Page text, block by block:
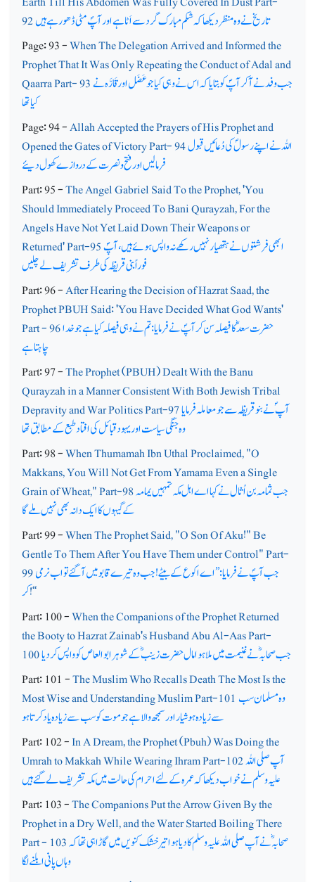
92تاریخ نے وہ منظر دیکھا کہ شکم مبارک گرد سے اَٹا ہے اور آپؐ مٹی ڈھو رہے ہیں
Page: 93 -When The Delegation Arrived and Informed the
Prophet That It Was Only Repeating the Conduct of Adal and
Qaarra Part- 93جب وفد نے آکر آپؐ کو بتایا کہ اس نے وہی کیا جو عَضَل اور قَارَّہ نے
کیا تھا
Page: 94 -Allah Accepted the Prayers of His Prophet and
Opened the Gates of Victory Part- 94اللہ نے اپنے رسولؐ کی دُعائیں قبول
فرمالیں اور فتح ونصرت کے دروازے کھول دیئے
Part: 95 -The Angel Gabriel Said To the Prophet, 'You
Should Immediately Proceed To Bani Qurayzah, For the
Angels Have Not Yet Laid Down Their Weapons or
Returned' Part-95ابھی فرشتوں نے ہتھیار نہیں رکھے نہ واپس ہوئے ہیں، آپؐ
فوراً بنی قریظہ کی طرف تشریف لے چلیں
Part: 96 -After Hearing the Decision of Hazrat Saad, the
Prophet PBUH Said: 'You Have Decided What God Wants'
Part - 96حضرت سعدؓ کا فیصلہ سن کر آپؐ نے فرمایا: تم نے وہی فیصلہ کیا ہے جو خدا
چاہتاہے
Part: 97 -The Prophet (PBUH) Dealt With the Banu
Qurayzah in a Manner Consistent With Both Jewish Tribal
Depravity and War Politics Part-97آپ ؐ نے بنو قر یظہ سے جو معاملہ فرمایا
وہ جنگی سیاست اور یہود قبائل کی افتاد طبع کے مطابق تھا
Part: 98 -When Thumamah Ibn Uthal Proclaimed, "O
Makkans, You Will Not Get From Yamama Even a Single
Grain of Wheat," Part-98جب ثمامہ بن اُثال نے کہا اے اہل مکہ تمہیں یمامہ
کے گیہوں کا ایک دانہ بھی نہیں ملے گا
Part: 99 -When The Prophet Said, "O Son Of Aku!" Be
Gentle To Them After You Have Them under Control" Part-
99جب آپؐ نے فرمایا: ’’اے اکوع کے بیٹے! جب وہ تیرے قابو میں آگئے تو اب نرمی
کر!‘‘
Part: 100 -When the Companions of the Prophet Returned
the Booty to Hazrat Zainab's Husband Abu Al-Aas Part-
100جب صحابہؓ نے غنیمت میں ملا ہوا مال حضرت زینبؓ کے شوہر ابو العاص کو واپس کردیا
Part: 101 -The Muslim Who Recalls Death The Most Is the
Most Wise and Understanding Muslim Part-101 وہ مسلمان سب
سے زیادہ ہوشیار اور سمجھ والا ہے جو موت کو سب سے زیادہ یاد کرتا ہو
Part: 102 -In A Dream, the Prophet (Pbuh) Was Doing the
Umrah to Makkah While Wearing Ihram Part-102آپ صلی اللہ
علیہ وسلم نے خواب دیکھا کہ عمرہ کے لئے احرام کی حالت میں مکہ تشریف لے گئے ہیں
Part: 103 -The Companions Put the Arrow Given By the
Prophet in a Dry Well, and the Water Started Boiling There
Part - 103صحابہؓ نے آپ صلی اللہ علیہ وسلم کا دیا ہوا تیر خشک کنویں میں گاڑاہی تھا کہ
وہاں پانی ابلنے لگا